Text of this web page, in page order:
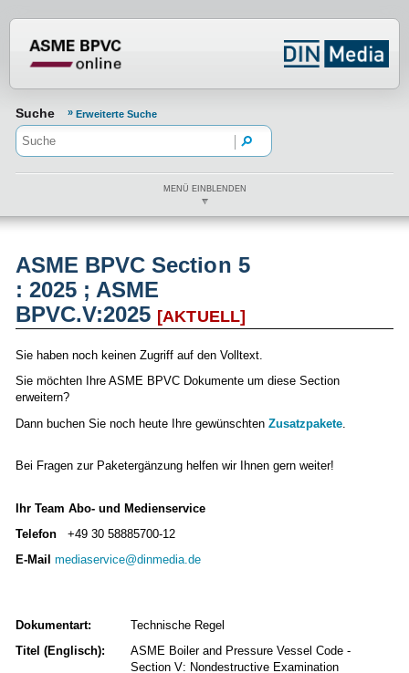
Suche Erweiterte Suche
MENÜ EINBLENDEN
ASME BPVC Section 5
: 2025 ; ASME
BPVC.V:2025 [AKTUELL]
Sie haben noch keinen Zugriff auf den Volltext.
Sie möchten Ihre ASME BPVC Dokumente um diese Section
erweitern?
Dann buchen Sie noch heute Ihre gewünschten Zusatzpakete
Bei Fragen zur Paketergänzung helfen wir Ihnen gern weiter!
Ihr Team Abo- und Medienservice
Telefon +49 30 58885700-12
E-Mail mediaservice@dinmedia.de
Dokumentart:
Technische Regel
Titel (Englisch):
ASME Boiler and Pressure Vessel Code -
Section V: Nondestructive Examination